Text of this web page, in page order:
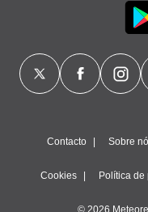
Contacto Sobre
Cookies Política de
© 2026